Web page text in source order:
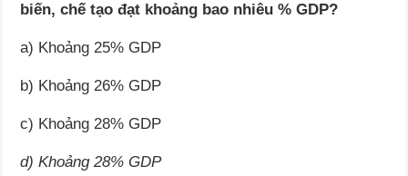
biến, chế tạo đạt khoảng bao nhiêu % GDP?
a) Khoảng 25% GDP
b) Khoảng 26% GDP
c) Khoảng 28% GDP
d) Khoảng 28% GDP